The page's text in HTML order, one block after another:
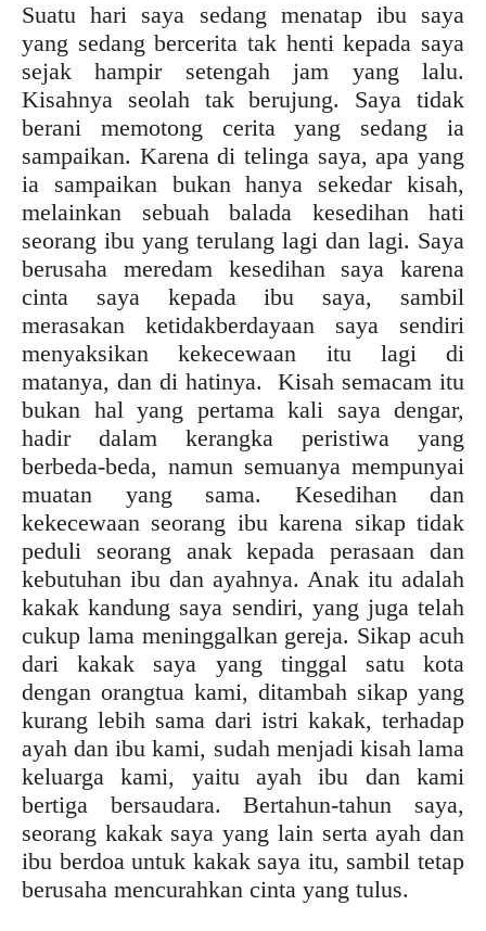
Suatu hari saya sedang menatap ibu saya
yang sedang bercerita tak henti kepada saya
sejak hampir setengah jam yang lalu.
Kisahnya seolah tak berujung. Saya tidak
berani memotong cerita yang sedang ia
sampaikan. Karena di telinga saya, apa yang
ia sampaikan bukan hanya sekedar kisah,
melainkan sebuah balada kesedihan hati
seorang ibu yang terulang lagi dan lagi. Saya
berusaha meredam kesedihan saya karena
cinta saya kepada ibu saya, sambil
merasakan ketidakberdayaan saya sendiri
menyaksikan kekecewaan itu lagi di
matanya, dan di hatinya. Kisah semacam itu
bukan hal yang pertama kali saya dengar,
hadir dalam kerangka peristiwa yang
berbeda-beda, namun semuanya mempunyai
muatan yang sama. Kesedihan dan
kekecewaan seorang ibu karena sikap tidak
peduli seorang anak kepada perasaan dan
kebutuhan ibu dan ayahnya. Anak itu adalah
kakak kandung saya sendiri, yang juga telah
cukup lama meninggalkan gereja. Sikap acuh
dari kakak saya yang tinggal satu kota
dengan orangtua kami, ditambah sikap yang
kurang lebih sama dari istri kakak, terhadap
ayah dan ibu kami, sudah menjadi kisah lama
keluarga kami, yaitu ayah ibu dan kami
bertiga bersaudara. Bertahun-tahun saya,
seorang kakak saya yang lain serta ayah dan
ibu berdoa untuk kakak saya itu, sambil tetap
berusaha mencurahkan cinta yang tulus.